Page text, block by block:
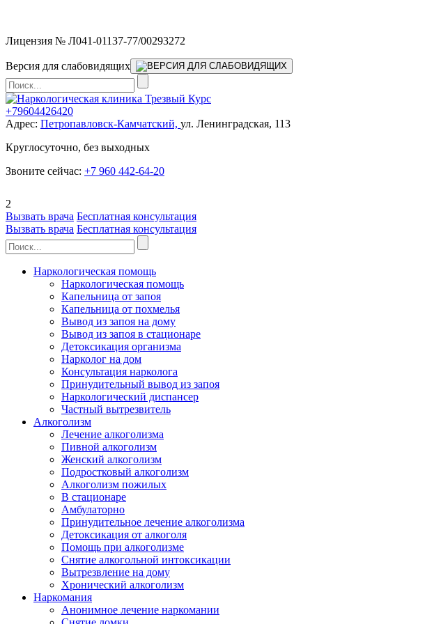
Лицензия № Л041-01137-77/00293272
Версия для слабовидящих
+79604426420
Адрес: Петропавловск-Камчатский, ул. Ленинградская, 113
Круглосуточно, без выходных
Звоните сейчас: +7 960 442-64-20
2
Вызвать врача Бесплатная консультация
Вызвать врача Бесплатная консультация
Наркологическая помощь
Наркологическая помощь
Капельница от запоя
Капельница от похмелья
Вывод из запоя на дому
Вывод из запоя в стационаре
Детоксикация организма
Нарколог на дом
Консультация нарколога
Принудительный вывод из запоя
Наркологический диспансер
Частный вытрезвитель
Алкоголизм
Лечение алкоголизма
Пивной алкоголизм
Женский алкоголизм
Подростковый алкоголизм
Алкоголизм пожилых
В стационаре
Амбулаторно
Принудительное лечение алкоголизма
Детоксикация от алкоголя
Помощь при алкоголизме
Снятие алкогольной интоксикации
Вытрезвление на дому
Хронический алкоголизм
Наркомания
Анонимное лечение наркомании